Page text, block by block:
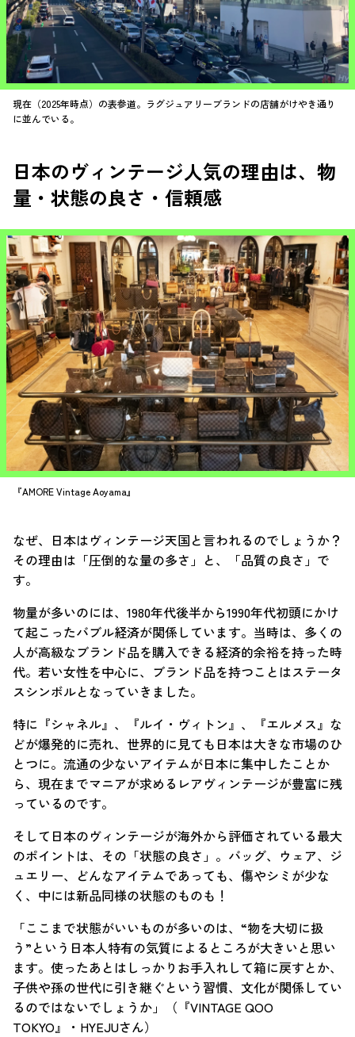
現在（2025年時点）の表参道。ラグジュアリーブランドの店舗がけやき通り
に並んでいる。
日本のヴィンテージ人気の理由は、物
量・状態の良さ・信頼感
『AMORE Vintage Aoyama』
なぜ、日本はヴィンテージ天国と言われるのでしょうか？
その理由は「圧倒的な量の多さ」と、「品質の良さ」で
す。
物量が多いのには、1980年代後半から1990年代初頭にかけ
て起こったバブル経済が関係しています。当時は、多くの
人が高級なブランド品を購入できる経済的余裕を持った時
代。若い女性を中心に、ブランド品を持つことはステータ
スシンボルとなっていきました。
特に『シャネル』、『ルイ・ヴィトン』、『エルメス』な
どが爆発的に売れ、世界的に見ても日本は大きな市場のひ
とつに。流通の少ないアイテムが日本に集中したことか
ら、現在までマニアが求めるレアヴィンテージが豊富に残
っているのです。
そして日本のヴィンテージが海外から評価されている最大
のポイントは、その「状態の良さ」。バッグ、ウェア、ジ
ュエリー、どんなアイテムであっても、傷やシミが少な
く、中には新品同様の状態のものも！
「ここまで状態がいいものが多いのは、“物を大切に扱
う”という日本人特有の気質によるところが大きいと思い
ます。使ったあとはしっかりお手入れして箱に戻すとか、
子供や孫の世代に引き継ぐという習慣、文化が関係してい
るのではないでしょうか」（『VINTAGE QOO
TOKYO』・HYEJUさん）